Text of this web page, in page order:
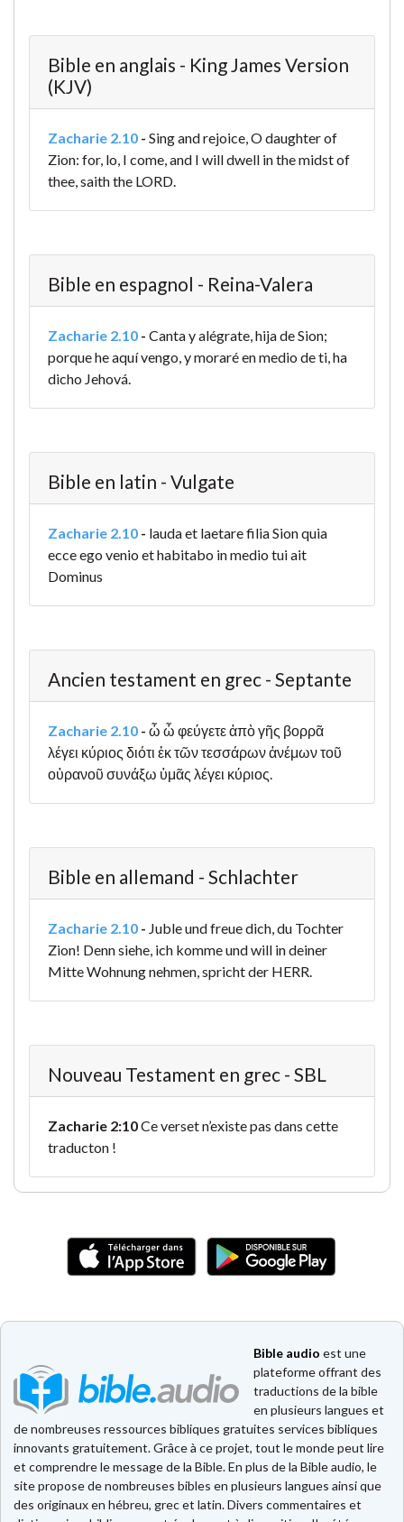
Bible en anglais - King James Version
(KJV)
Zacharie 2.10 - Sing and rejoice, O daughter of
Zion: for, lo, I come, and I will dwell in the midst of
thee, saith the LORD.
Bible en espagnol - Reina-Valera
Zacharie 2.10 - Canta y alégrate, hija de Sion;
porque he aquí vengo, y moraré en medio de ti, ha
dicho Jehová.
Bible en latin - Vulgate
Zacharie 2.10 - lauda et laetare filia Sion quia
ecce ego venio et habitabo in medio tui ait
Dominus
Ancien testament en grec - Septante
Zacharie 2.10 - ὦ ὦ φεύγετε ἀπὸ γῆς βορρᾶ
λέγει κύριος διότι ἐκ τῶν τεσσάρων ἀνέμων τοῦ
οὐρανοῦ συνάξω ὑμᾶς λέγει κύριος.
Bible en allemand - Schlachter
Zacharie 2.10 - Juble und freue dich, du Tochter
Zion! Denn siehe, ich komme und will in deiner
Mitte Wohnung nehmen, spricht der HERR.
Nouveau Testament en grec - SBL
Zacharie 2:10Ce verset n’existe pas dans cette
traducton !
Bible audio est une
plateforme offrant des
traductions de la bible
en plusieurs langues et
de nombreuses ressources bibliques gratuites services bibliques
innovants gratuitement. Grâce à ce projet, tout le monde peut lire
et comprendre le message de la Bible. En plus de la Bible audio, le
site propose de nombreuses bibles en plusieurs langues ainsi que
des originaux en hébreu, grec et latin. Divers commentaires et